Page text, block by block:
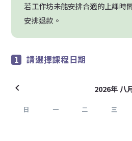
若工作坊未能安排合適的上課時
安排退款。
請選擇課程日期
2026年 八
日 一 二 三